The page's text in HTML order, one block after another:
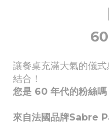
讓餐桌充滿大氣的儀
結合！
您是 60 年代的粉絲嗎
來自法國品牌Sabre